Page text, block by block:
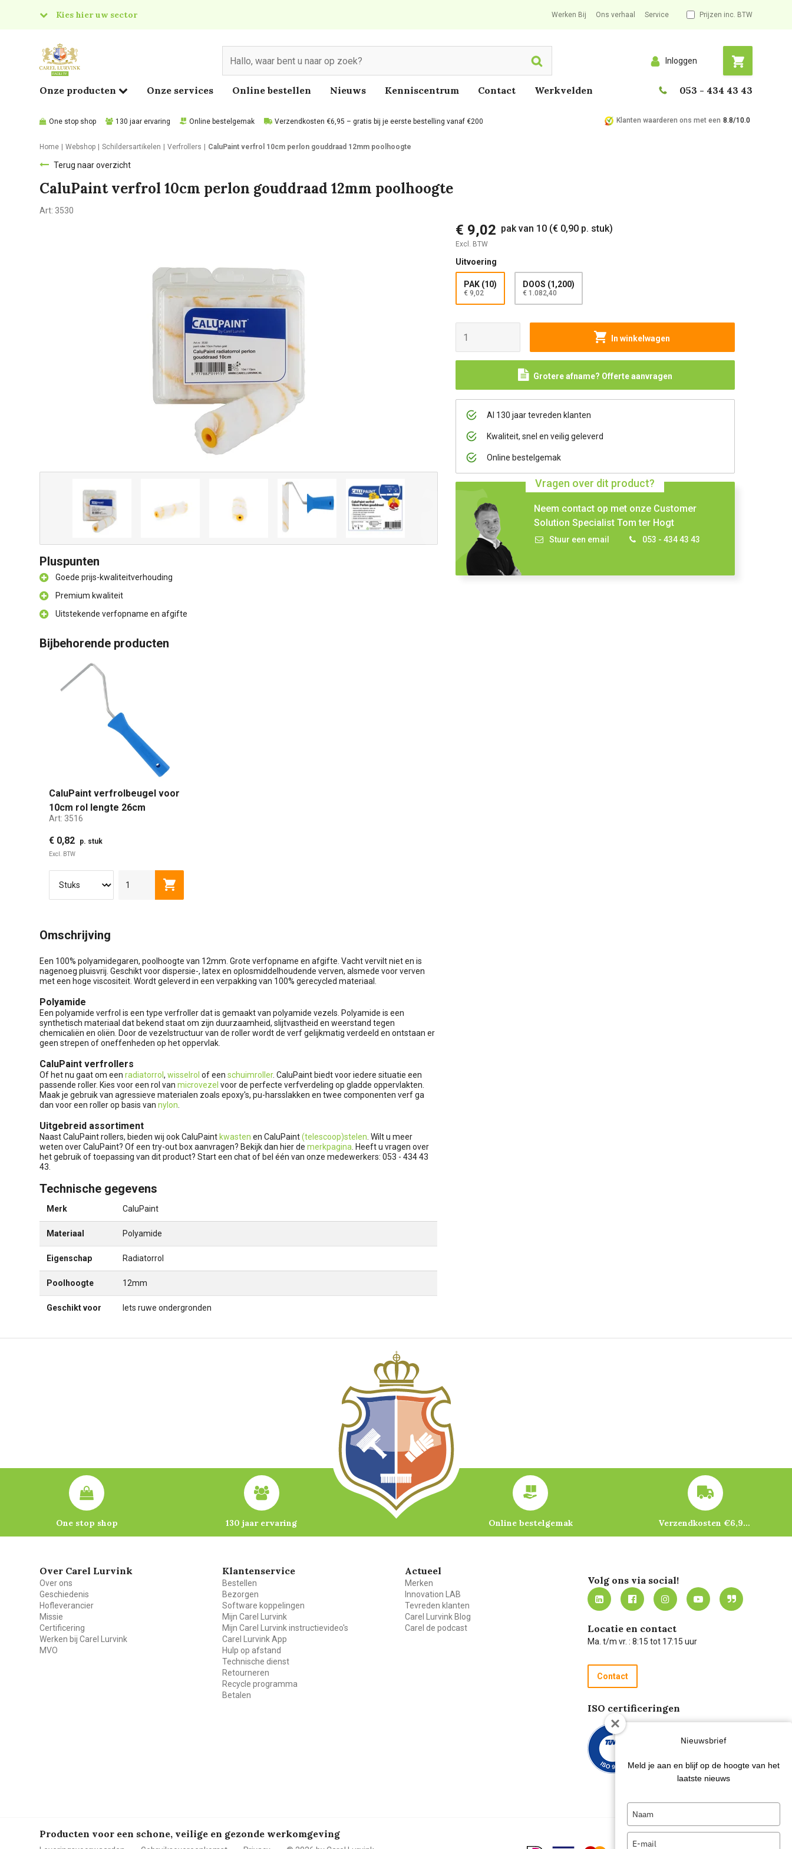
Kies hier uw sector
Food
Werken Bij Ons verhaal Service Prijzen inc. BTW
Search Inloggen
Onze producten Onze services Online bestellen Nieuws Kenniscentrum Contact Werkvelden 053 - 434 43 43
One stop shop 130 jaar ervaring Online bestelgemak Verzendkosten €6,95 – gratis bij je eerste bestelling vanaf €200 Klanten waarderen ons met een 8.8/10.0
Home Webshop Schildersartikelen Verfrollers CaluPaint verfrol 10cm perlon gouddraad 12mm poolhoogte
Terug naar overzicht
CaluPaint verfrol 10cm perlon gouddraad 12mm poolhoogte
Art: 3530
€ 9,02 pak van 10 (€ 0,90 p. stuk)
Excl. BTW
Uitvoering
PAK (10)
€ 9,02
DOOS (1,200)
€ 1.082,40
In winkelwagen
Grotere afname? Offerte aanvragen
Al 130 jaar tevreden klanten
Kwaliteit, snel en veilig geleverd
Online bestelgemak
Vragen over dit product?
Neem contact op met onze Customer
Solution Specialist Tom ter Hogt
Stuur een email 053 - 434 43 43
Pluspunten
Goede prijs-kwaliteitverhouding
Premium kwaliteit
Uitstekende verfopname en afgifte
Bijbehorende producten
CaluPaint verfrolbeugel voor
10cm rol lengte 26cm
doorsnede 6mm
Art: 3516
€ 0,82 p. stuk
Excl. BTW
26 CM 45 CM Toevoegen aan winkelwagen
Omschrijving
Een 100% polyamidegaren, poolhoogte van 12mm. Grote verfopname en afgifte. Vacht vervilt niet en is
nagenoeg pluisvrij. Geschikt voor dispersie-, latex en oplosmiddelhoudende verven, alsmede voor verven
met een hoge viscositeit. Wordt geleverd in een verpakking van 100% gerecycled materiaal.
Polyamide
Een polyamide verfrol is een type verfroller dat is gemaakt van polyamide vezels. Polyamide is een
synthetisch materiaal dat bekend staat om zijn duurzaamheid, slijtvastheid en weerstand tegen
chemicaliën en oliën. Door de vezelstructuur van de roller wordt de verf gelijkmatig verdeeld en ontstaan er
geen strepen of oneffenheden op het oppervlak.
CaluPaint verfrollers
Of het nu gaat om een radiatorrol , wisselrol of een schuimroller. CaluPaint biedt voor iedere situatie een
passende roller. Kies voor een rol van microvezel voor de perfecte verfverdeling op gladde oppervlakten.
Maak je gebruik van agressieve materialen zoals epoxy's, pu-harsslakken en twee componenten verf ga
dan voor een roller op basis van nylon
Uitgebreid assortiment
Naast CaluPaint rollers, bieden wij ook CaluPaint kwasten en CaluPaint(telescoop)stelen . Wilt u meer
weten over CaluPaint? Of een try-out box aanvragen? Bekijk dan hier de merkpagina . Heeft u vragen over
het gebruik of toepassing van dit product? Start een chat of bel één van onze medewerkers: 053 - 434 43
43.
Technische gegevens
Merk CaluPaint
Materiaal Polyamide
Eigenschap Radiatorrol
Poolhoogte 12mm
Geschikt voor Iets ruwe ondergronden
One stop shop 130 jaar ervaring Online bestelgemak Verzendkosten €6,95 – gratis bij je eerste bestelling vanaf €200
Over Carel Lurvink
Over ons
Geschiedenis
Hofleverancier
Missie
Certificering
Werken bij Carel Lurvink
MVO
Klantenservice
Bestellen
Bezorgen
Software koppelingen
Mijn Carel Lurvink
Mijn Carel Lurvink instructievideo's
Carel Lurvink App
Hulp op afstand
Technische dienst
Retourneren
Recycle programma
Betalen
Actueel
Merken
Innovation LAB
Tevreden klanten
Carel Lurvink Blog
Carel de podcast
Volg ons via social!
Locatie en contact
Ma. t/m vr. : 8:15 tot 17:15 uur
Contact
ISO certificeringen
Producten voor een schone, veilige en gezonde werkomgeving
Nieuwsbrief
Meld je aan en blijf op de hoogte van het
laatste nieuws
name